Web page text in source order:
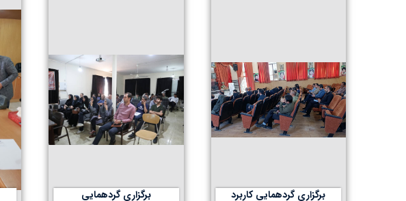
برگزاری گردهمایی کاربرد
برگزاری گردهمایی